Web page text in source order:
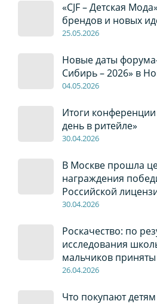
«CJF – Детская
брендов и новых
25.05.2026
Новые даты
Сибирь – 2026» в
04.05.2026
Итоги
день в ритейле»
30.04.2026
В Москве прошла
награждения
Российской
30.04.2026
Роскачество: по
исследования
мальчиков
26.04.2026
Что покупают